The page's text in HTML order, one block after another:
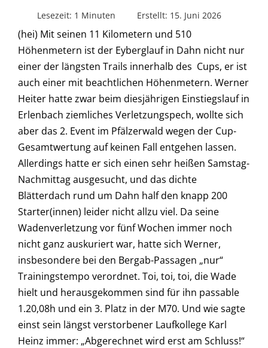
Lesezeit: 1 Minuten Erstellt: 15. Juni 2026
(hei) Mit seinen 11 Kilometern und 510
Höhenmetern ist der Eyberglauf in Dahn nicht nur
einer der längsten Trails innerhalb des Cups, er ist
auch einer mit beachtlichen Höhenmetern. Werner
Heiter hatte zwar beim diesjährigen Einstiegslauf in
Erlenbach ziemliches Verletzungspech, wollte sich
aber das 2. Event im Pfälzerwald wegen der Cup-
Gesamtwertung auf keinen Fall entgehen lassen.
Allerdings hatte er sich einen sehr heißen Samstag-
Nachmittag ausgesucht, und das dichte
Blätterdach rund um Dahn half den knapp 200
Starter(innen) leider nicht allzu viel. Da seine
Wadenverletzung vor fünf Wochen immer noch
nicht ganz auskuriert war, hatte sich Werner,
insbesondere bei den Bergab-Passagen „nur“
Trainingstempo verordnet. Toi, toi, toi, die Wade
hielt und herausgekommen sind für ihn passable
1.20,08h und ein 3. Platz in der M70. Und wie sagte
einst sein längst verstorbener Laufkollege Karl
Heinz immer: „Abgerechnet wird erst am Schluss!“